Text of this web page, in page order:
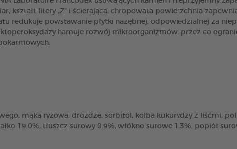
kształt litery „Z” i ścierająca, chropowata powierzchnia
redukuje powstawanie płytki nazębnej, odpowiedzialnej za
hamuje rozwój mikroorganizmów, przez co
mąka ryżowa, drożdże, sorbitol, kolba kukurydzy z liśćmi,
19.0%, tłuszcz surowy 0.9%, włókno surowe 1.3%, popiół